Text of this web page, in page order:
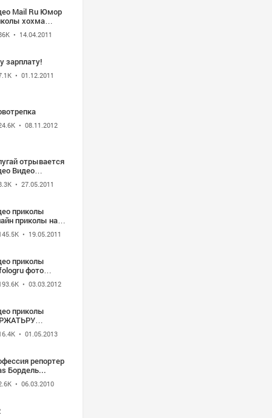
Mail Ru Юмор
хохма
MailRu
очень
• 14.04.2011
зарплату!
• 01.12.2011
• 08.11.2012
отрывается
Видео
Попугай
Приколы
попугай
• 27.05.2011
приколы
приколы на
смотреть
бесплатно
прикол mp4
Mozilla
• 19.05.2011
приколы
фото
видео
и картинки
• 03.03.2012
приколы
картинки
• 01.05.2013
репортер
Бордель...
• 06.03.2010